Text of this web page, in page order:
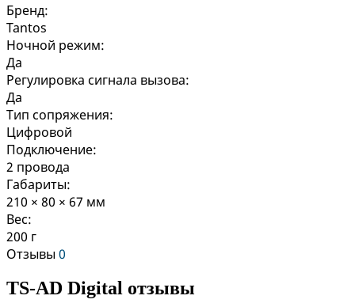
Бренд:
Tantos
Ночной режим:
Да
Регулировка сигнала вызова:
Да
Тип сопряжения:
Цифровой
Подключение:
2 провода
Габариты:
210 × 80 × 67 мм
Вес:
200 г
Отзывы0
TS-AD Digital отзывы